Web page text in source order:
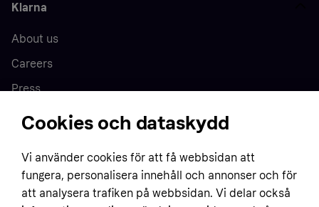
Klarna
About us
Careers
Press
Customer service
Business
Cookies och dataskydd
Vi använder cookies för att få webbsidan att
fungera, personalisera innehåll och annonser och för
att analysera trafiken på webbsidan. Vi delar också